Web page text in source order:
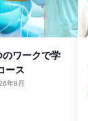
のワークで学
ース
年8月